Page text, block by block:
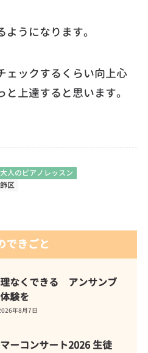
うになります。
ェックするくらい向上心
上達すると思います。
大人のピアノレッスン
区
できごと
なくできる アンサンブ
験を
年8月7日
ーコンサート2026 生徒